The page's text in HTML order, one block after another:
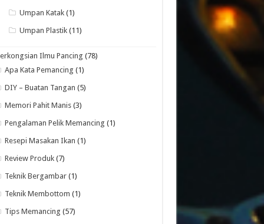
Umpan Katak (1)
Umpan Plastik (11)
Ilmu Pancing (78)
Apa Kata Pemancing (1)
DIY – Buatan Tangan (5)
Memori Pahit Manis (3)
Pengalaman Pelik Memancing (1)
Resepi Masakan Ikan (1)
Review Produk (7)
Teknik Bergambar (1)
Teknik Membottom (1)
Tips Memancing (57)